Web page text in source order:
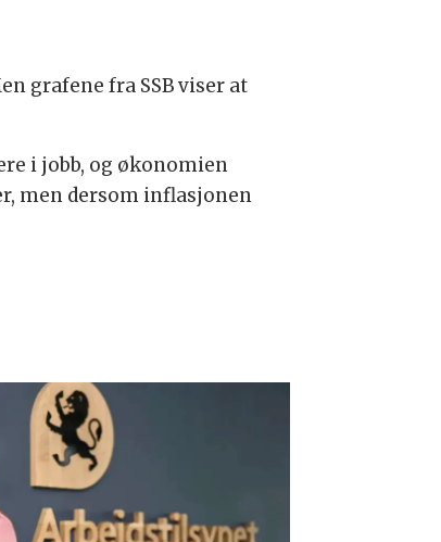
grafene fra SSB viser at
i jobb, og økonomien
men dersom inflasjonen